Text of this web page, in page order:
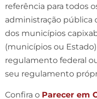
referência para todos
administração pública
dos municípios
(municípios ou
regulamento federal
seu regulamento
Confira o Parecer em